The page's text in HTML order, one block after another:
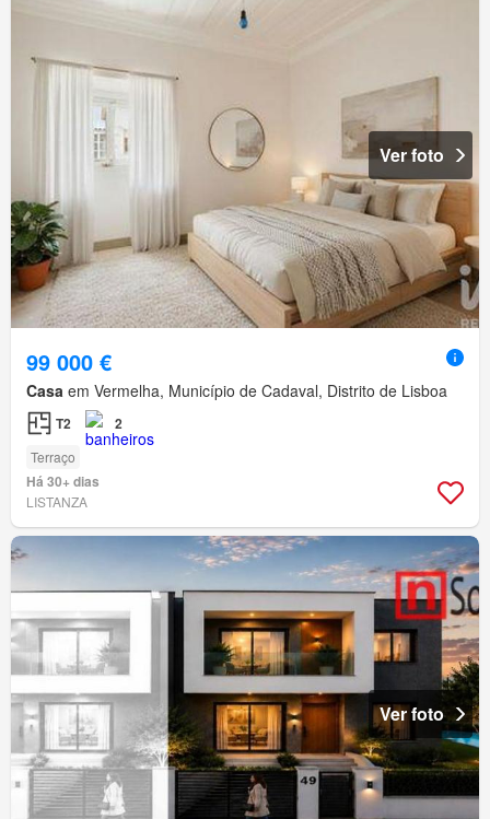
Ver foto
99 000 €
Casa em Vermelha, Município de Cadaval, Distrito de Lisboa
T2 2
Terraço
Há 30+ dias
LISTANZA
Ver foto